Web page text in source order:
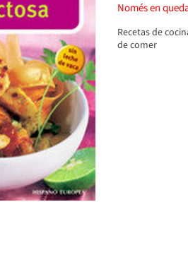
Només en
Recetas de
de comer